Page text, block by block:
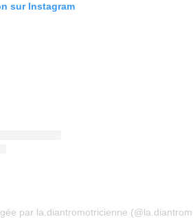
sur Instagram
par la.diantromotricienne